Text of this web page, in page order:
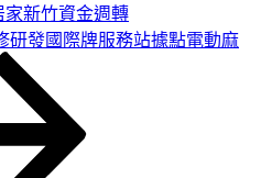
家新竹資金週轉
研發國際牌服務站據點電動麻